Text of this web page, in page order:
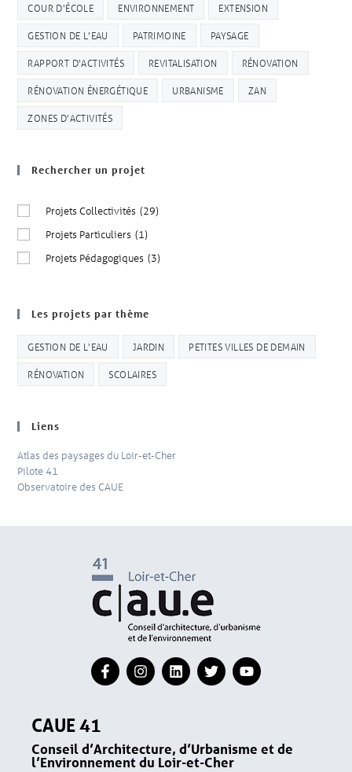
COUR D'ÉCOLE ENVIRONNEMENT EXTENSION
GESTION DE L'EAU PATRIMOINE PAYSAGE
RAPPORT D'ACTIVITÉS REVITALISATION RÉNOVATION
RÉNOVATION ÉNERGÉTIQUE URBANISME ZAN
ZONES D'ACTIVITÉS
Rechercher un projet
Projets Collectivités (29)
Projets Particuliers (1)
Projets Pédagogiques (3)
Les projets par thème
GESTION DE L'EAU JARDIN PETITES VILLES DE DEMAIN
RÉNOVATION SCOLAIRES
Liens
Atlas des paysages du Loir-et-Cher
Pilote 41
Observatoire des CAUE
CAUE 41
Conseil d’Architecture, d’Urbanisme et de
l’Environnement du Loir-et-Cher